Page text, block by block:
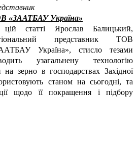
«ЗААТБАУ Україна»
статті Ярослав Балицький,
представник ТОВ
Україна», стисло тезами
узагальнену технологію
зерно в господарствах Західної
станом на сьогодні, та
щодо її покращення і підбору